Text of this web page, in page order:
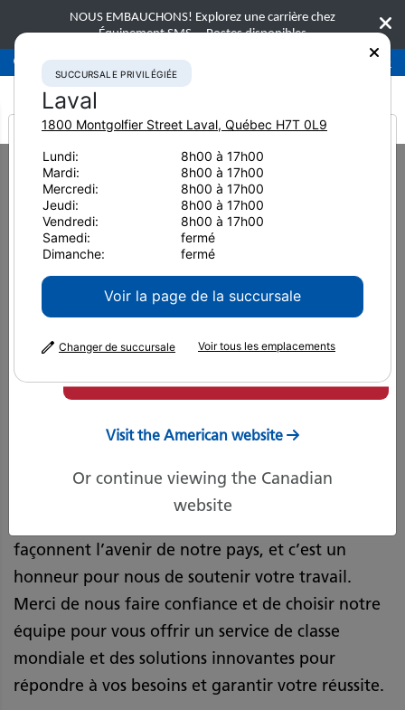
NOUS EMBAUCHONS! Explorez une carrière chez
Équipement SMS. Postes disponibles
Succursale privilégiéeLaval 450-781-9600
Home Nouvelles et ressources Article de presse
Joyeuses fêtes de la part d’Équipement SMS
Joyeuses fêtes de la part
d’Équipement SMS
Étant donné que les Fêtes approchent, il convient
de revenir sur cette année et d’exprimer notre
reconnaissance envers vous, nos clients. Cela est
particulièrement vrai, car nous avons fêté notre
nous avons atteint grâce à vous.
façonnent l’avenir de notre pays, et c’est un
honneur pour nous de soutenir votre travail.
Merci de nous faire confiance et de choisir notre
équipe pour vous offrir un service de classe
mondiale et des solutions innovantes pour
répondre à vos besoins et garantir votre réussite.
It looks like you are
from America
Visit the American website
Or continue viewing the Canadian
website
SUCCURSALE PRIVILÉGIÉE
Laval
1800 Montgolfier Street Laval, Québec H7T 0L9
Lundi:
8h00 à 17h00
Mardi:
8h00 à 17h00
Mercredi:
8h00 à 17h00
Jeudi:
8h00 à 17h00
Vendredi:
8h00 à 17h00
Samedi:
fermé
Dimanche:
fermé
Voir la page de la succursale
Changer de succursale Voir tous les emplacements